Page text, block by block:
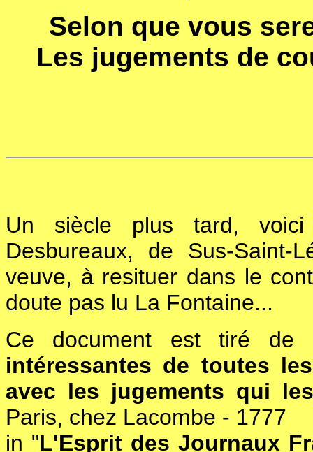
Selon que vous
Les jugements de
Un siècle plus tard,
Desbureaux, de Sus-
veuve, à resituer dans le
doute pas lu La Fontaine...
Ce document est tiré de
intéressantes de toutes
avec les jugements qui
Paris, chez Lacombe - 1777
in "L'Esprit des Journaux